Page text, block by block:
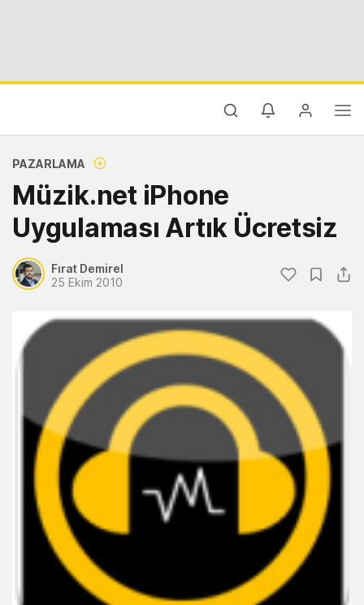
PAZARLAMA
Müzik.net iPhone
Uygulaması Artık Ücretsiz
Fırat Demirel
25 Ekim 2010